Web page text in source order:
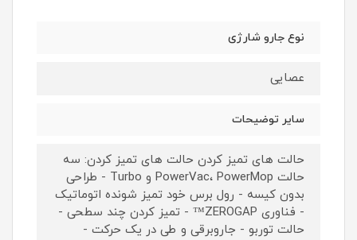
نوع جارو شارژی
عصایی
سایر توضیحات
حالت های تمیز کردن حالت های تمیز کردن: سه
حالت PowerVac، PowerMop و Turbo - طراحی
بدون کیسه - رول برس خود تمیز شونده اتوماتیک
- فناوری ZEROGAP™ - تمیز کردن چند سطحی -
حالت توربو - جاروبرقی و طی در یک حرکت -